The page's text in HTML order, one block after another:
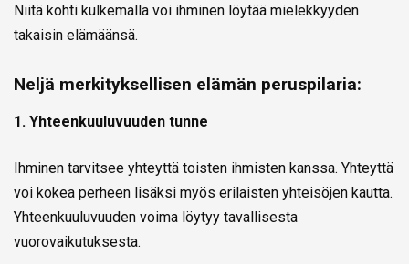
Niitä kohti kulkemalla voi ihminen löytää mielekkyyden
takaisin elämäänsä.
Neljä merkityksellisen elämän peruspilaria:
1. Yhteenkuuluvuuden tunne
Ihminen tarvitsee yhteyttä toisten ihmisten kanssa. Yhteyttä
voi kokea perheen lisäksi myös erilaisten yhteisöjen kautta.
Yhteenkuuluvuuden voima löytyy tavallisesta
vuorovaikutuksesta.